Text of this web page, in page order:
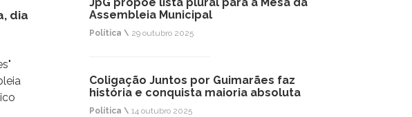
dia
Assembleia Municipal
Política \ 29 outubro 2025
Coligação Juntos por Guimarães faz
história e conquista maioria absoluta
Política \ 14 outubro 2025